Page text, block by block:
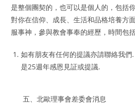
是整個團契的，也可以是個人的，包括
對你在信仰、成長、生活和品格培養方
服事神，參與教會事奉的經歷，時間包
如有朋友有任何的提議亦請聯絡我們
是25週年感恩見証或提議.
五、北歐理事會差委會消息